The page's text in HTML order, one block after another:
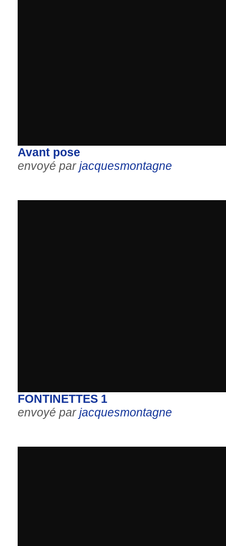
Avant pose
envoyé parjacquesmontagne
FONTINETTES 1
envoyé parjacquesmontagne